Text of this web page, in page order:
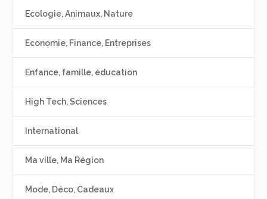
Ecologie, Animaux, Nature
Economie, Finance, Entreprises
Enfance, famille, éducation
High Tech, Sciences
International
Ma ville, Ma Région
Mode, Déco, Cadeaux